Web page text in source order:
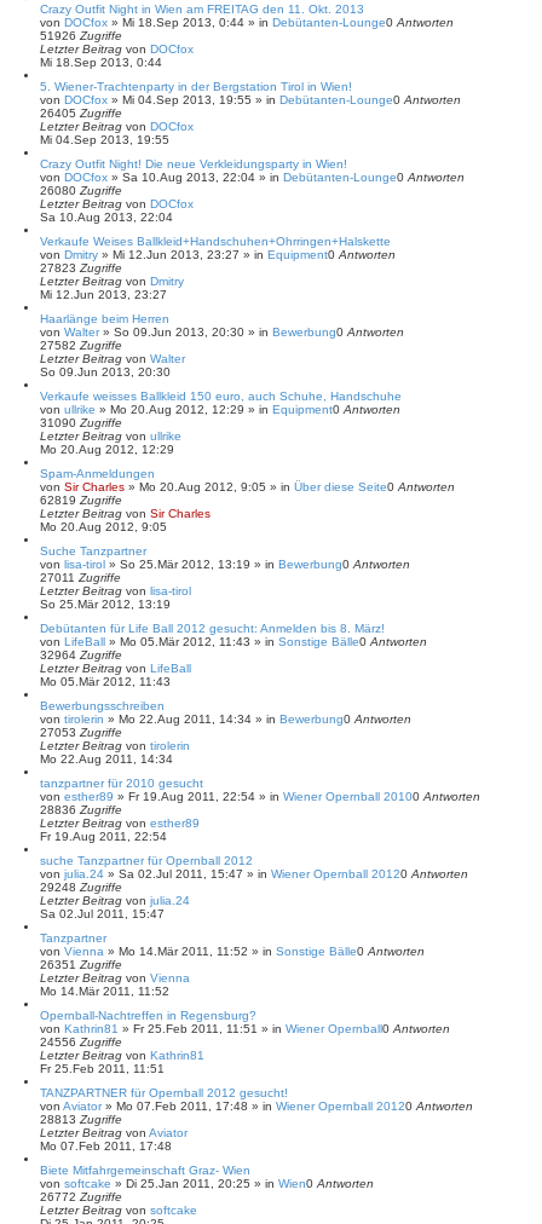
Crazy Outfit Night in Wien am FREITAG den 11. Okt. 2013
von DOCfox » Mi 18.Sep 2013, 0:44 » in Debütanten-Lounge0 Antworten
51926 Zugriffe
Letzter Beitrag von DOCfox
Mi 18.Sep 2013, 0:44
5. Wiener-Trachtenparty in der Bergstation Tirol in Wien!
von DOCfox » Mi 04.Sep 2013, 19:55 » in Debütanten-Lounge0 Antworten
26405 Zugriffe
Letzter Beitrag von DOCfox
Mi 04.Sep 2013, 19:55
Crazy Outfit Night! Die neue Verkleidungsparty in Wien!
von DOCfox » Sa 10.Aug 2013, 22:04 » in Debütanten-Lounge0 Antworten
26080 Zugriffe
Letzter Beitrag von DOCfox
Sa 10.Aug 2013, 22:04
Verkaufe Weises Ballkleid+Handschuhen+Ohrringen+Halskette
von Dmitry » Mi 12.Jun 2013, 23:27 » in Equipment0 Antworten
27823 Zugriffe
Letzter Beitrag von Dmitry
Mi 12.Jun 2013, 23:27
Haarlänge beim Herren
von Walter» So 09.Jun 2013, 20:30 » in Bewerbung0 Antworten
27582 Zugriffe
Letzter Beitrag von Walter
So 09.Jun 2013, 20:30
Verkaufe weisses Ballkleid 150 euro, auch Schuhe, Handschuhe
von ullrike » Mo 20.Aug 2012, 12:29 » in Equipment0 Antworten
31090 Zugriffe
Letzter Beitrag von ullrike
Mo 20.Aug 2012, 12:29
Spam-Anmeldungen
von Sir Charles » Mo 20.Aug 2012, 9:05 » in Über diese Seite0 Antworten
62819 Zugriffe
Letzter Beitrag von Sir Charles
Mo 20.Aug 2012, 9:05
Suche Tanzpartner
von lisa-tirol » So 25.Mär 2012, 13:19 » in Bewerbung0 Antworten
27011 Zugriffe
Letzter Beitrag von lisa-tirol
So 25.Mär 2012, 13:19
Debütanten für Life Ball 2012 gesucht: Anmelden bis 8. März!
von LifeBall » Mo 05.Mär 2012, 11:43 » in Sonstige Bälle0 Antworten
32964 Zugriffe
Letzter Beitrag von LifeBall
Mo 05.Mär 2012, 11:43
Bewerbungsschreiben
von tirolerin » Mo 22.Aug 2011, 14:34 » in Bewerbung0 Antworten
27053 Zugriffe
Letzter Beitrag von tirolerin
Mo 22.Aug 2011, 14:34
tanzpartner für 2010 gesucht
von esther89 » Fr 19.Aug 2011, 22:54 » in Wiener Opernball 20100 Antworten
28836 Zugriffe
Letzter Beitrag von esther89
Fr 19.Aug 2011, 22:54
suche Tanzpartner für Opernball 2012
von julia.24 » Sa 02.Jul 2011, 15:47 » in Wiener Opernball 20120 Antworten
29248 Zugriffe
Letzter Beitrag von julia.24
Sa 02.Jul 2011, 15:47
Tanzpartner
von Vienna » Mo 14.Mär 2011, 11:52 » in Sonstige Bälle0 Antworten
26351 Zugriffe
Letzter Beitrag von Vienna
Mo 14.Mär 2011, 11:52
Opernball-Nachtreffen in Regensburg?
von Kathrin81 » Fr 25.Feb 2011, 11:51 » in Wiener Opernball0 Antworten
24556 Zugriffe
Letzter Beitrag von Kathrin81
Fr 25.Feb 2011, 11:51
TANZPARTNER für Opernball 2012 gesucht!
von Aviator» Mo 07.Feb 2011, 17:48 » in Wiener Opernball 20120 Antworten
28813 Zugriffe
Letzter Beitrag von Aviator
Mo 07.Feb 2011, 17:48
Biete Mitfahrgemeinschaft Graz- Wien
von softcake » Di 25.Jan 2011, 20:25 » in Wien0 Antworten
26772 Zugriffe
Letzter Beitrag von softcake